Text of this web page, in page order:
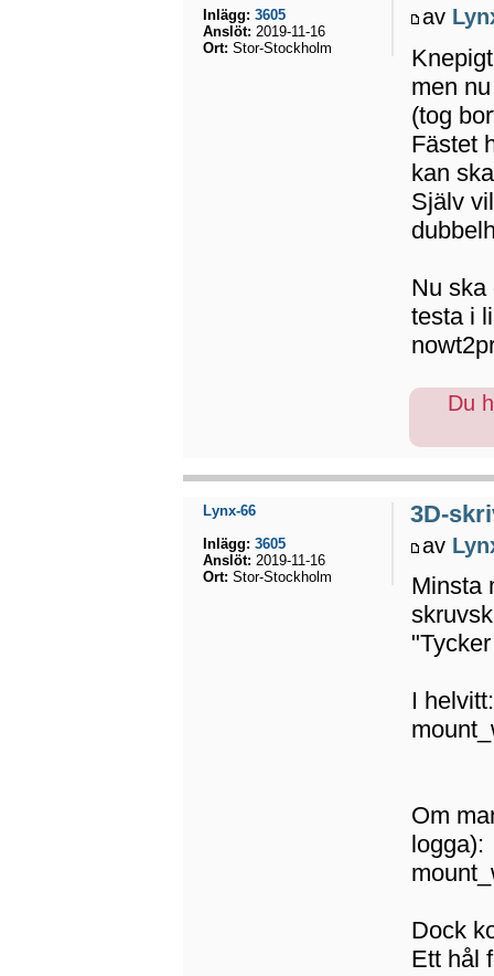
av
men
(tog
Fästet
kan
Själv
Nu ska
testa i
Du
Inlägg: 3605
Anslöt: 2019-11-16
Ort: Stor-Stockholm
3D-
av
Minsta
I helvitt:
Om
logga):
Dock
Ett hål
Lynx-66
Inlägg: 3605
Anslöt: 2019-11-16
Ort: Stor-Stockholm